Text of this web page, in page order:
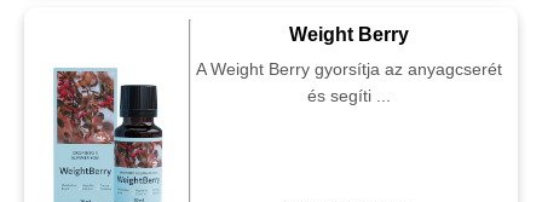
Weight Berry
A Weight Berry gyorsítja az anyagcserét
és segíti ...